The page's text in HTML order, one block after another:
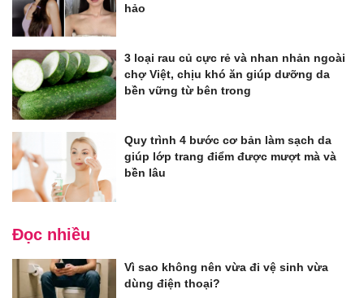
hảo
3 loại rau củ cực rẻ và nhan nhản ngoài
chợ Việt, chịu khó ăn giúp dưỡng da
bền vững từ bên trong
Quy trình 4 bước cơ bản làm sạch da
giúp lớp trang điểm được mượt mà và
bền lâu
Đọc nhiều
Vì sao không nên vừa đi vệ sinh vừa
dùng điện thoại?